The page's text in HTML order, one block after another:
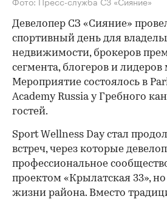
Девелопер СЗ «Сияние»
спортивный день для
недвижимости, брокеров
сегмента, блогеров и
Мероприятие состоялось в
Academy Russia у Гребного
гостей.
Sport Wellness Day стал
встреч, через которые
профессиональное
проектом «Крылатская 33»,
жизни района. Вместо